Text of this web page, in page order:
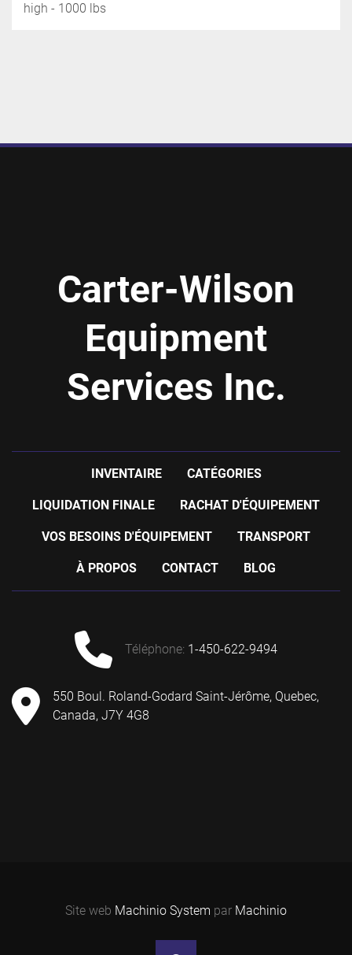
high - 1000 lbs
Carter-Wilson
Equipment
Services Inc.
INVENTAIRE CATÉGORIES
LIQUIDATION FINALE RACHAT D'ÉQUIPEMENT
VOS BESOINS D'ÉQUIPEMENT TRANSPORT
À PROPOS CONTACT BLOG
téléphone: 1-450-622-9494
550 Boul. Roland-Godard Saint-Jérôme, Quebec,
Canada, J7Y 4G8
Site web Machinio System par Machinio